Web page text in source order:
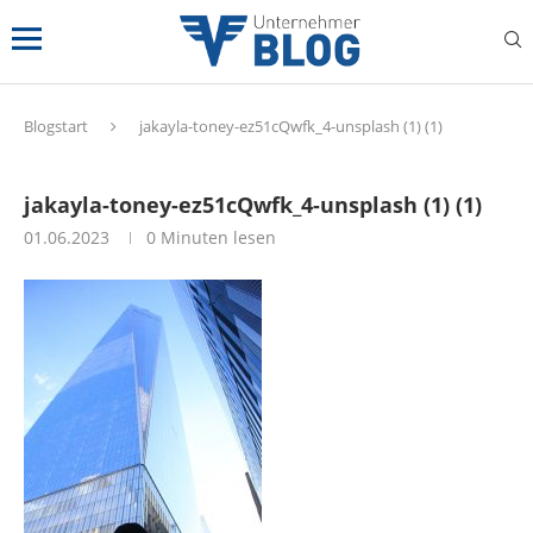
Blogstart jakayla-toney-ez51cQwfk_4-unsplash (1) (1)
jakayla-toney-ez51cQwfk_4-unsplash (1) (1)
01.06.2023 0 Minuten lesen